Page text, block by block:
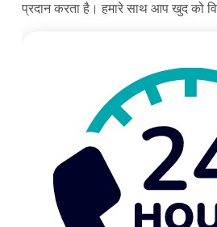
प्रदान करता है। हमारे साथ आप खुद को